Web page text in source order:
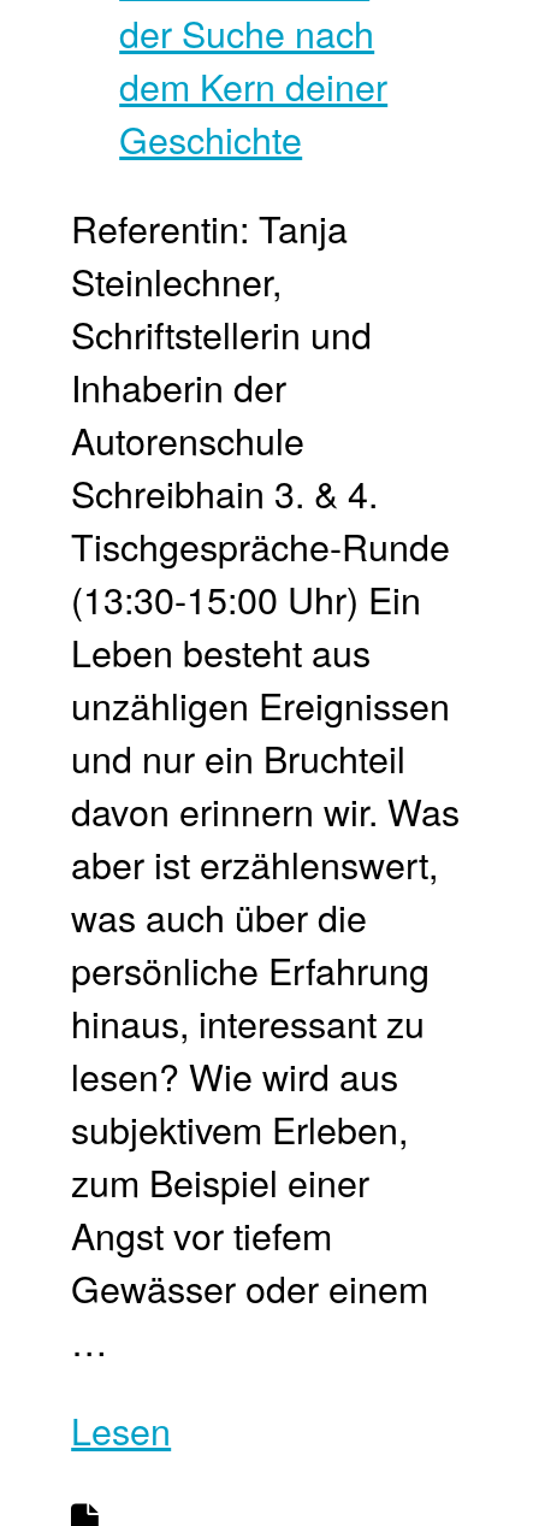
Referentin: Tanja
Steinlechner,
Schriftstellerin und
Inhaberin der
Autorenschule
Schreibhain 3. & 4.
Tisch­gespräche-Runde
(13:30-15:00 Uhr) Ein
Leben besteht aus
unzähligen Ereignissen
und nur ein Bruchteil
davon erinnern wir. Was
aber ist erzählenswert,
was auch über die
persönliche Erfahrung
hinaus, interessant zu
lesen? Wie wird aus
subjektivem Erleben,
zum Beispiel einer
Angst vor tiefem
Gewässer oder einem
…
Lesen